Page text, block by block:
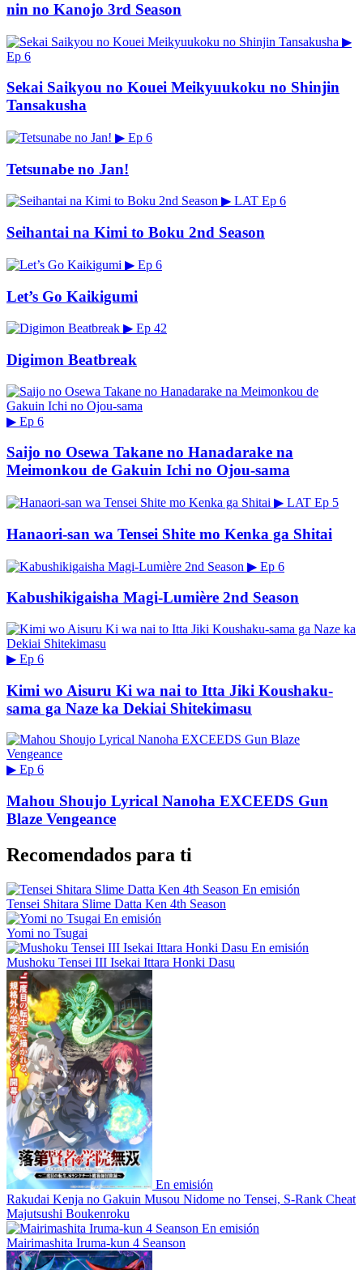
nin no Kanojo 3rd Season
▶
Ep 6
Sekai Saikyou no Kouei Meikyuukoku no Shinjin
Tansakusha
▶ Ep 6
Tetsunabe no Jan!
▶ LAT Ep 6
Seihantai na Kimi to Boku 2nd Season
▶ Ep 6
Let’s Go Kaikigumi
▶ Ep 42
Digimon Beatbreak
▶ Ep 6
Saijo no Osewa Takane no Hanadarake na
Meimonkou de Gakuin Ichi no Ojou-sama
▶ LAT Ep 5
Hanaori-san wa Tensei Shite mo Kenka ga Shitai
▶ Ep 6
Kabushikigaisha Magi-Lumière 2nd Season
▶ Ep 6
Kimi wo Aisuru Ki wa nai to Itta Jiki Koushaku-
sama ga Naze ka Dekiai Shitekimasu
▶ Ep 6
Mahou Shoujo Lyrical Nanoha EXCEEDS Gun
Blaze Vengeance
Recomendados para ti
En emisión
Tensei Shitara Slime Datta Ken 4th Season
En emisión
Yomi no Tsugai
En emisión
Mushoku Tensei III Isekai Ittara Honki Dasu
En emisión
Rakudai Kenja no Gakuin Musou Nidome no Tensei, S-Rank Cheat
Majutsushi Boukenroku
En emisión
Mairimashita Iruma-kun 4 Seanson